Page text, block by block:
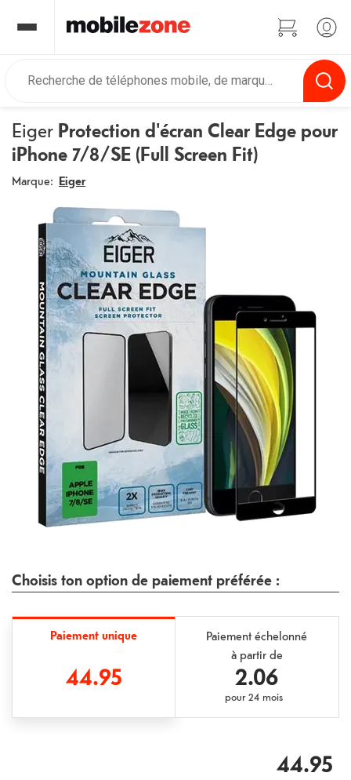
Eiger Protection d'écran Clear Edge pour
iPhone 7/8/SE (Full Screen Fit)
Marque: Eiger
Choisis ton option de paiement préférée :
Paiement unique
44.95
Paiement échelonné
à partir de
2.06
pour24 mois
44.95